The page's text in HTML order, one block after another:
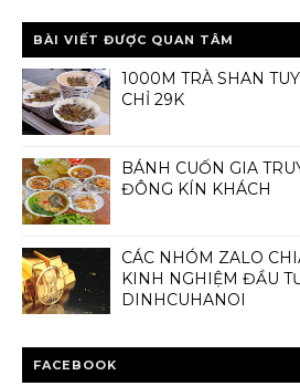
BÀI VIẾT ĐƯỢC QUAN TÂM
1000M TRÀ SHAN
CHỈ 29K
BÁNH CUỐN GIA
ĐÔNG KÍN KHÁCH
CÁC NHÓM ZALO
KINH NGHIỆM ĐẦU
DINHCUHANOI
FACEBOOK